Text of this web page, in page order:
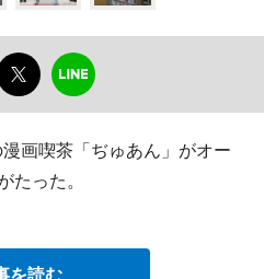
画喫茶「ぢゅあん」がオー
たった。
を読む